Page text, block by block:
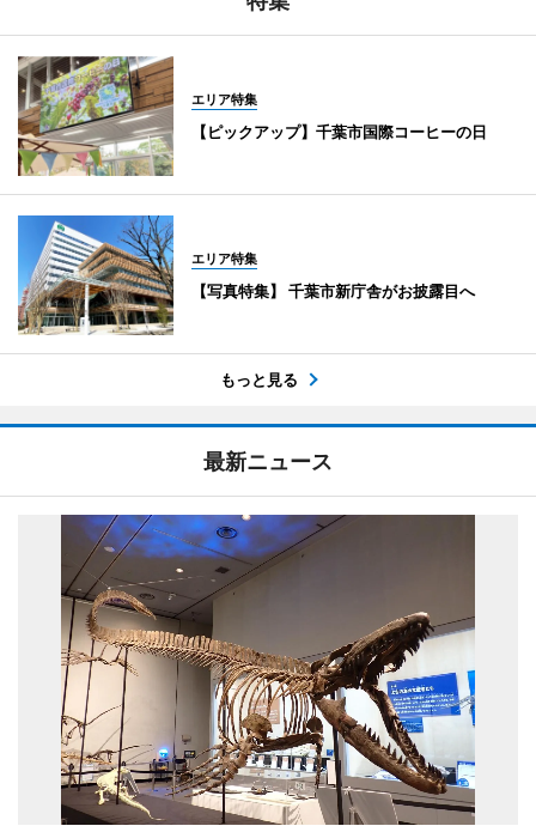
エリア特集
【ピックアップ】千葉市国際コーヒーの日
エリア特集
【写真特集】 千葉市新庁舎がお披露目へ
もっと見る
最新ニュース